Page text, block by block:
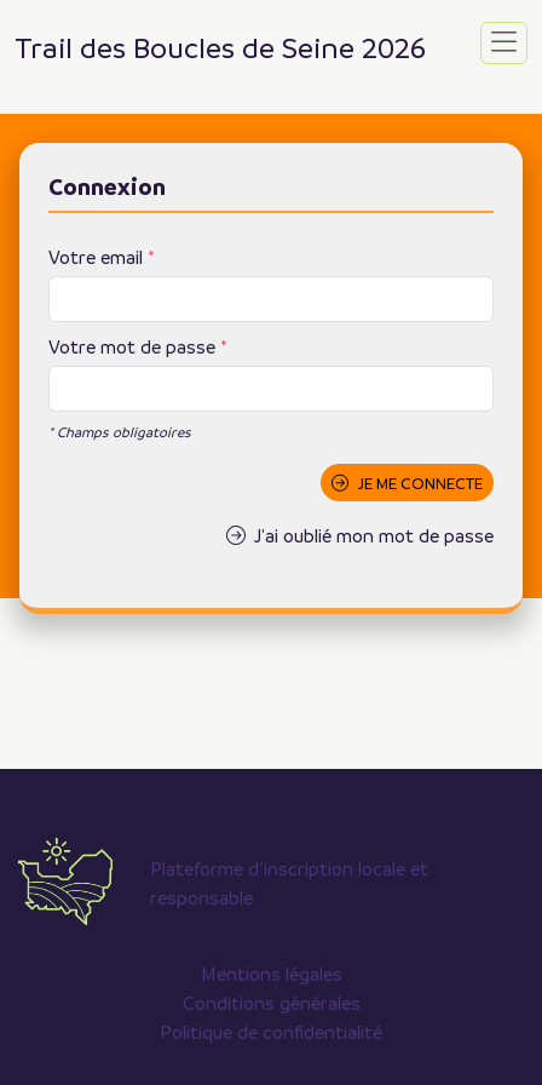
Trail des Boucles de Seine 2026
Connexion
Votre email *
Votre mot de passe *
* Champs obligatoires
JE ME CONNECTE
J'ai oublié mon mot de passe
Plateforme d’inscription locale et
responsable
Mentions légales
Conditions générales
Politique de confidentialité